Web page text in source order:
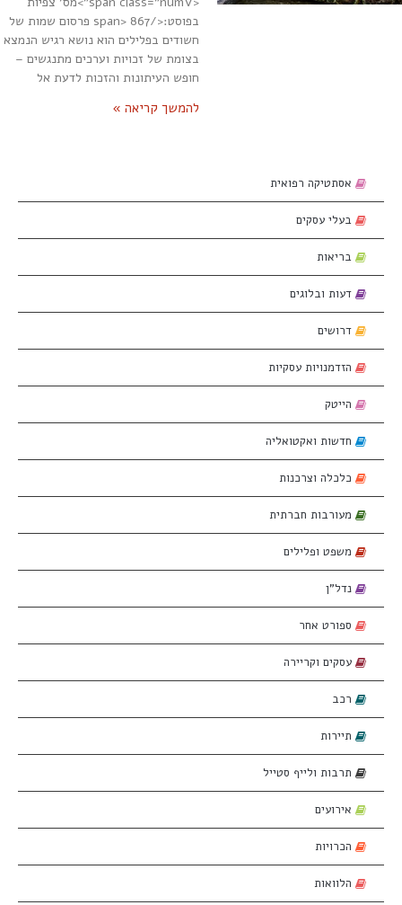
אסתטיקה רפואית
בעלי עסקים
בריאות
דעות ובלוגים
דרושים
הזדמנויות עסקיות
הייטק
חדשות ואקטואליה
כלכלה וצרכנות
מעורבות חברתית
משפט ופלילים
נדל"ן
ספורט אחר
עסקים וקריירה
רכב
תיירות
תרבות ולייף סטייל
אירועים
הכרויות
הלוואות
בפוסט:</span> 867 פרסום שמות של
חשודים בפלילים הוא נושא רגיש הנמצא
בצומת של זכויות וערכים מתנגשים –
חופש העיתונות והזכות לדעת אל
להמשך קריאה »